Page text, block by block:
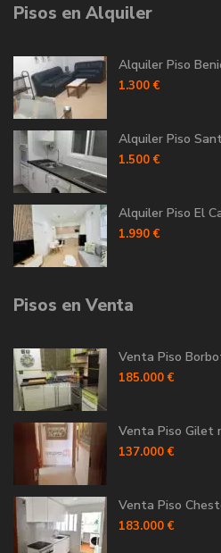
Pisos en Alquiler
Alquiler Piso
1.300 €
Alquiler Piso
1.500 €
Alquiler Piso El
1.990 €
Pisos en Venta
Venta Piso
185.000 €
Venta Piso Gilet
137.000 €
Venta Piso
183.000 €